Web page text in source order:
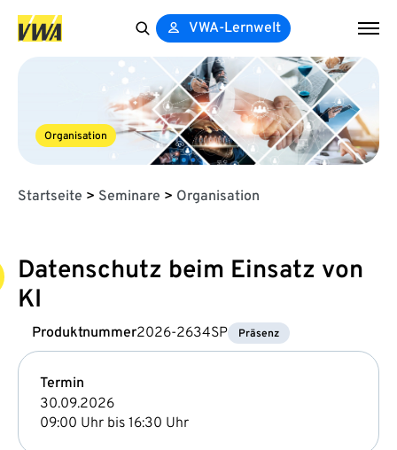
for:
VWA-Lernwelt
Organisation
Startseite > Seminare > Organisation
Datenschutz beim Einsatz von
KI
Produktnummer2026-2634SP Präsenz
Termin
30.09.2026
09:00 Uhr bis 16:30 Uhr